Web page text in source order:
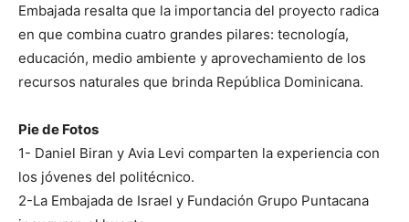
Embajada resalta que la importancia del proyecto radica
en que combina cuatro grandes pilares: tecnología,
educación, medio ambiente y aprovechamiento de los
recursos naturales que brinda República Dominicana.
Pie de Fotos
1- Daniel Biran y Avia Levi comparten la experiencia con
los jóvenes del politécnico.
2-La Embajada de Israel y Fundación Grupo Puntacana